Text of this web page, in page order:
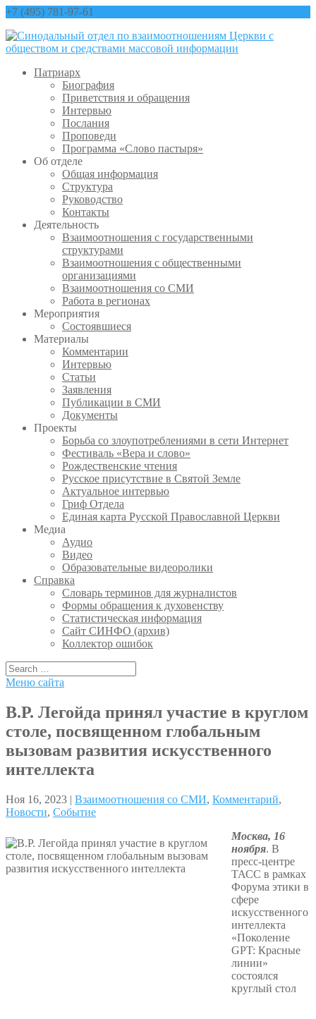
+7 (495) 781-97-61
Патриарх
Биография
Приветствия и обращения
Интервью
Послания
Проповеди
Программа «Слово пастыря»
Об отделе
Общая информация
Структура
Руководство
Контакты
Деятельность
Взаимоотношения с государственными
структурами
Взаимоотношения с общественными
организациями
Взаимоотношения со СМИ
Работа в регионах
Мероприятия
Состоявшиеся
Материалы
Комментарии
Интервью
Статьи
Заявления
Публикации в СМИ
Документы
Проекты
Борьба со злоупотреблениями в сети Интернет
Фестиваль «Вера и слово»
Рождественские чтения
Русское присутствие в Святой Земле
Актуальное интервью
Гриф Отдела
Единая карта Русской Православной Церкви
Медиа
Аудио
Видео
Образовательные видеоролики
Справка
Словарь терминов для журналистов
Формы обращения к духовенству
Статистическая информация
Сайт СИНФО (архив)
Коллектор ошибок
Меню сайта
В.Р. Легойда принял участие в круглом
столе, посвященном глобальным
вызовам развития искусственного
интеллекта
Ноя 16, 2023 | Взаимоотношения со СМИ, Комментарий,
Новости, Событие
Москва, 16
ноября. В
пресс-центре
ТАСС в рамках
Форума этики в
сфере
искусственного
интеллекта
«Поколение
GPT: Красные
линии»
состоялся
круглый стол